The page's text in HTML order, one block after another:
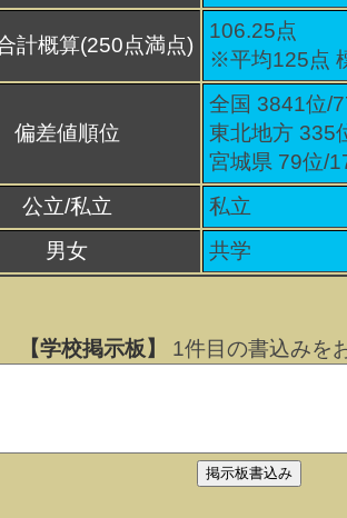
計概算(250点満点)
106.25点
※平均125点
偏差値順位
全国 3841位/
東北地方 335
宮城県 79位/
公立/私立
私立
男女
共学
【学校掲示板】
1件目の書込みを